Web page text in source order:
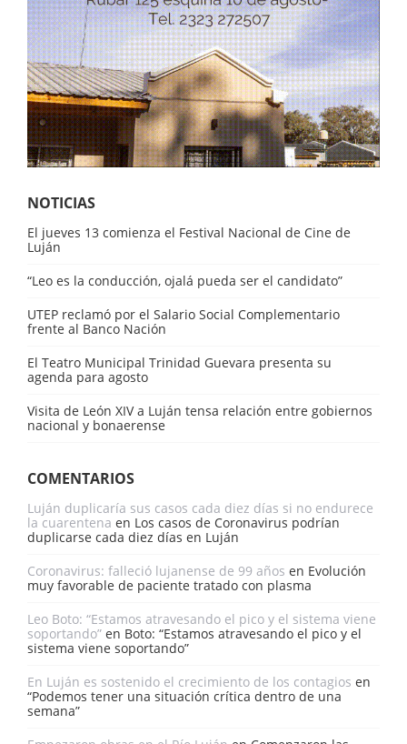
NOTICIAS
El jueves 13 comienza el Festival Nacional de Cine de
Luján
“Leo es la conducción, ojalá pueda ser el candidato”
UTEP reclamó por el Salario Social Complementario
frente al Banco Nación
El Teatro Municipal Trinidad Guevara presenta su
agenda para agosto
Visita de León XIV a Luján tensa relación entre gobiernos
nacional y bonaerense
COMENTARIOS
Luján duplicaría sus casos cada diez días si no endurece
la cuarentena en Los casos de Coronavirus podrían
duplicarse cada diez días en Luján
Coronavirus: falleció lujanense de 99 años en Evolución
muy favorable de paciente tratado con plasma
Leo Boto: “Estamos atravesando el pico y el sistema viene
soportando” en Boto: “Estamos atravesando el pico y el
sistema viene soportando”
En Luján es sostenido el crecimiento de los contagios en
“Podemos tener una situación crítica dentro de una
semana”